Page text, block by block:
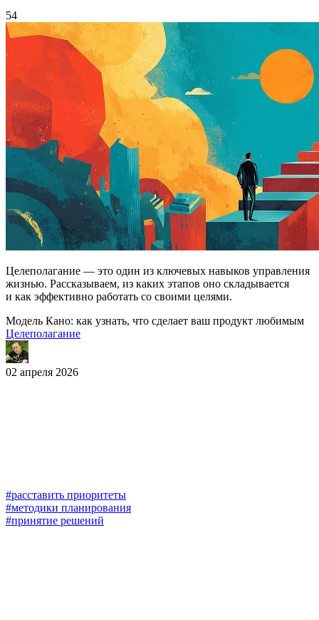
54
Целеполагание — это один из ключевых навыков управления
жизнью. Рассказываем, из каких этапов оно складывается
и как эффективно работать со своими целями.
Модель Кано: как узнать, что сделает ваш продукт любимым
Целеполагание
02 апреля 2026
#расставить приоритеты
#методики планирования
#принятие решений